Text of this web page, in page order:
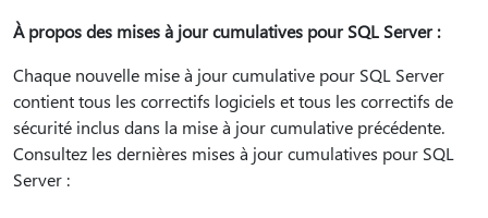
À propos des mises à jour cumulatives pour SQL Server :
Chaque nouvelle mise à jour cumulative pour SQL Server
contient tous les correctifs logiciels et tous les correctifs de
sécurité inclus dans la mise à jour cumulative précédente.
Consultez les dernières mises à jour cumulatives pour SQL
Server :